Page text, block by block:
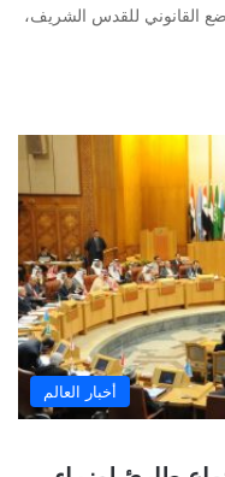
القانوني للقدس الشريف،
أخبار العالم